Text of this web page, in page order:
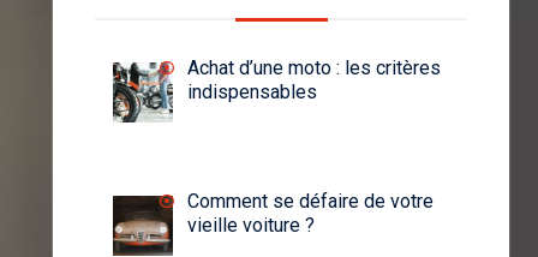
Achat d’une moto : les critères
indispensables
Comment se défaire de votre
vieille voiture ?